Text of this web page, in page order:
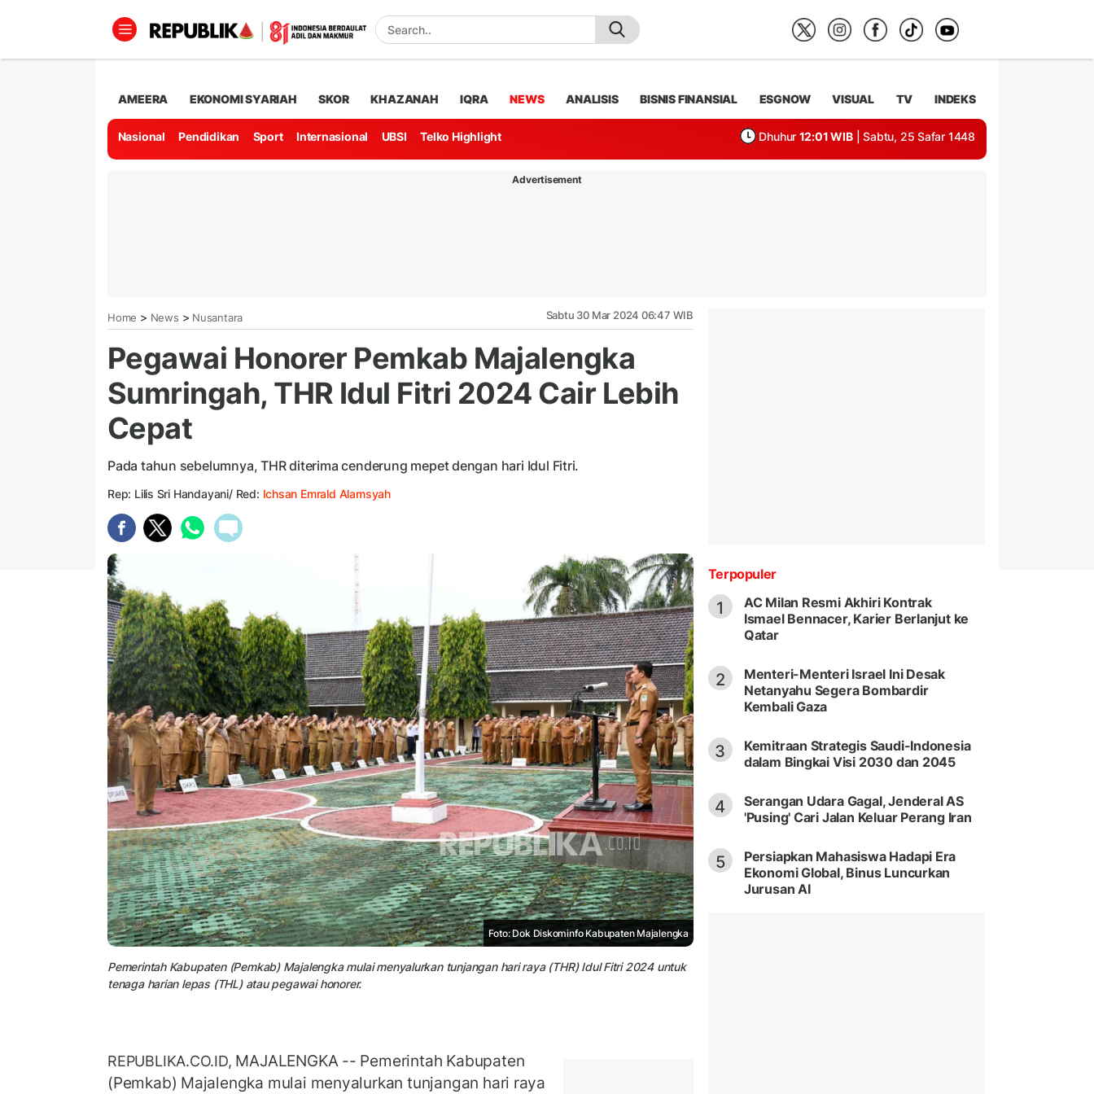
AMEERA EKONOMI SYARIAH SKOR KHAZANAH IQRA NEWS ANALISIS BISNIS FINANSIAL ESGNOW VISUAL TV INDEKS
Nasional Pendidikan Sport Internasional UBSI Telko Highlight Dhuhur 12:01 WIB | Sabtu, 25 Safar 1448
Advertisement
Home > News > Nusantara Sabtu 30 Mar 2024 06:47 WIB
Pegawai Honorer Pemkab Majalengka
Sumringah, THR Idul Fitri 2024 Cair Lebih
Cepat
Pada tahun sebelumnya, THR diterima cenderung mepet dengan hari Idul Fitri.
Rep: Lilis Sri Handayani/ Red: Ichsan Emrald Alamsyah
Foto: Dok Diskominfo Kabupaten Majalengka
Pemerintah Kabupaten (Pemkab) Majalengka mulai menyalurkan tunjangan hari raya (THR) Idul Fitri 2024 untuk
tenaga harian lepas (THL) atau pegawai honorer.
REPUBLIKA.CO.ID, MAJALENGKA -- Pemerintah Kabupaten
(Pemkab) Majalengka mulai menyalurkan tunjangan hari raya
Terpopuler
1
AC Milan Resmi Akhiri Kontrak
Ismael Bennacer, Karier Berlanjut ke
Qatar
2
Menteri-Menteri Israel Ini Desak
Netanyahu Segera Bombardir
Kembali Gaza
3
Kemitraan Strategis Saudi-Indonesia
dalam Bingkai Visi 2030 dan 2045
4
Serangan Udara Gagal, Jenderal AS
'Pusing' Cari Jalan Keluar Perang Iran
5
Persiapkan Mahasiswa Hadapi Era
Ekonomi Global, Binus Luncurkan
Jurusan AI